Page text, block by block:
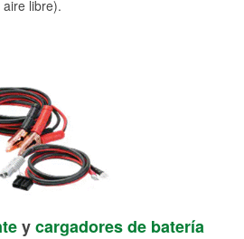
libre).
ycargadores de batería